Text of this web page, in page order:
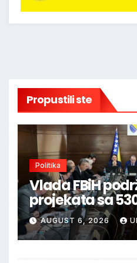
Propustili ste
Politika
Vlada FBiH
projekata sa
AUGUST 6, 2026